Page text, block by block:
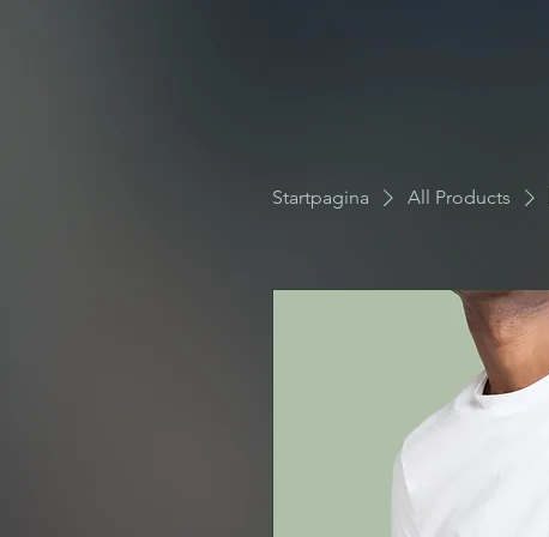
Startpagina All Products